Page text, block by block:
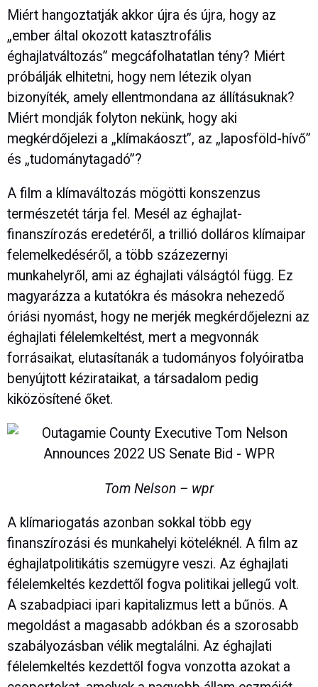
Miért hangoztatják akkor újra és újra, hogy az
„ember által okozott katasztrofális
éghajlatváltozás” megcáfolhatatlan tény? Miért
próbálják elhitetni, hogy nem létezik olyan
bizonyíték, amely ellentmondana az állításuknak?
Miért mondják folyton nekünk, hogy aki
megkérdőjelezi a „klímakáoszt”, az „laposföld-hívő”
és „tudománytagadó”?
A film a klímaváltozás mögötti konszenzus
természetét tárja fel. Mesél az éghajlat-
finanszírozás eredetéről, a trillió dolláros klímaipar
felemelkedéséről, a több százezernyi
munkahelyről, ami az éghajlati válságtól függ. Ez
magyarázza a kutatókra és másokra nehezedő
óriási nyomást, hogy ne merjék megkérdőjelezni az
éghajlati félelemkeltést, mert a megvonnák
forrásaikat, elutasítanák a tudományos folyóiratba
benyújtott kézirataikat, a társadalom pedig
kiközösítené őket.
Tom Nelson – wpr
A klímariogatás azonban sokkal több egy
finanszírozási és munkahelyi köteléknél. A film az
éghajlatpolitikátis szemügyre veszi. Az éghajlati
félelemkeltés kezdettől fogva politikai jellegű volt.
A szabadpiaci ipari kapitalizmus lett a bűnös. A
megoldást a magasabb adókban és a szorosabb
szabályozásban vélik megtalálni. Az éghajlati
félelemkeltés kezdettől fogva vonzotta azokat a